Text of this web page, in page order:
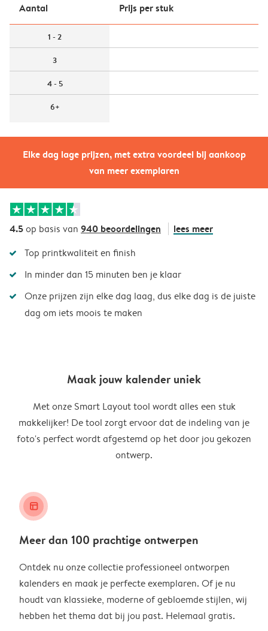
Elke dag lage prijzen, met extra voordeel bij aankoop
van meer exemplaren
Aantal Prijs per stuk
1 - 2
3
4 - 5
6+
4.5op basis van 940 beoordelingen lees meer
Top printkwaliteit en finish
In minder dan 15 minuten ben je klaar
Onze prijzen zijn elke dag laag, dus elke dag is de juiste
dag om iets moois te maken
Maak jouw kalender uniek
Met onze Smart Layout tool wordt alles een stuk
makkelijker! De tool zorgt ervoor dat de indeling van je
foto's perfect wordt afgestemd op het door jou gekozen
ontwerp.
layout_alt
Meer dan 100 prachtige ontwerpen
Ontdek nu onze collectie professioneel ontworpen
kalenders en maak je perfecte exemplaren. Of je nu
houdt van klassieke, moderne of gebloemde stijlen, wij
hebben het thema dat bij jou past. Helemaal gratis.